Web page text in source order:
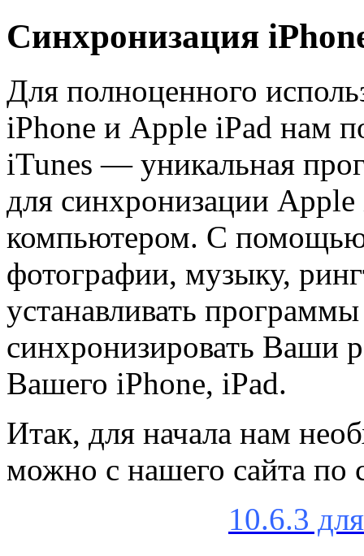
Синхронизация
Для полноценного
iPhone и Apple iPad нам
iTunes — уникальная
для синхронизации
компьютером. С помощью
фотографии, музыку,
устанавливать
синхронизировать Ваши
Вашего iPhone, iPad.
Итак, для начала нам
можно с нашего сайта по
10.6.3